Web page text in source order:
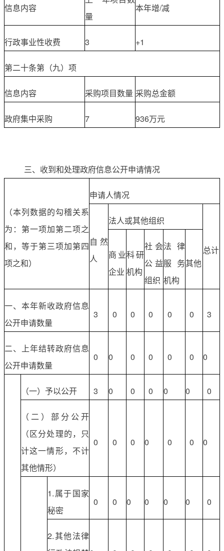
信息内容
量
本年增/减
行政事业性收费 3 +1
第二十条第（九）项
信息内容 采购项目数量 采购总金额
政府集中采购 7 936万元
三、收到和处理政府信息公开申请情况
（本列数据的勾稽关系
为：第一项加第二项之
和，等于第三项加第四
项之和）
申请人情况
自然
人
法人或其他组织
总计
商业
企业
科研
机构
社会
公益
组织
法律
服务
机构
其他
一、本年新收政府信息
公开申请数量
3 0 0 0 0 0 3
二、上年结转政府信息
公开申请数量
0 0 0 0 0 0 0
（一）予以公开 3 0 0 0 0 0 0
（二）部分公开
（区分处理的，只
计这一情形，不计
其他情形）
0 0 0 0 0 0 0
1.属于国家
秘密
0 0 0 0 0 0 0
2.其他法律